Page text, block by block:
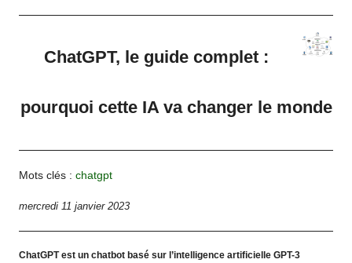
ChatGPT, le guide complet :
pourquoi cette IA va changer le monde
Mots clés :chatgpt
mercredi 11 janvier 2023
ChatGPT est un chatbot basé sur l’intelligence artificielle GPT-3